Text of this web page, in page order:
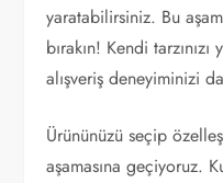
yaratabilirsiniz. Bu
bırakın! Kendi
alışveriş deneyiminizi
Ürününüzü seçip
aşamasına geçiyoruz.